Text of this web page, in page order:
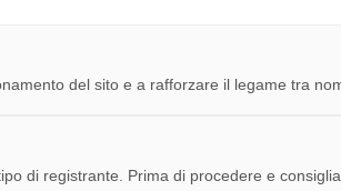
del sito e a rafforzare il legame tra
di registrante. Prima di procedere e